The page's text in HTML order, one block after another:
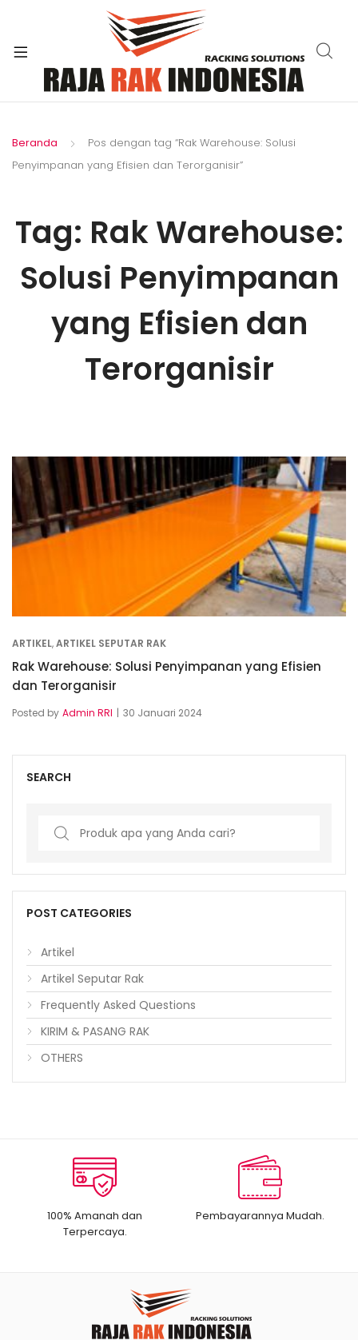
Beranda
Pos dengan tag “Rak Warehouse: Solusi
Penyimpanan yang Efisien dan Terorganisir”
Tag: Rak Warehouse:
Solusi Penyimpanan
yang Efisien dan
Terorganisir
ARTIKEL,ARTIKEL SEPUTAR RAK
Rak Warehouse: Solusi Penyimpanan yang Efisien
dan Terorganisir
Posted by Admin RRI 30 Januari 2024
SEARCH
Search
POST CATEGORIES
Artikel
Artikel Seputar Rak
Frequently Asked Questions
KIRIM & PASANG RAK
OTHERS
100% Amanah dan
Terpercaya.
Pembayarannya Mudah.